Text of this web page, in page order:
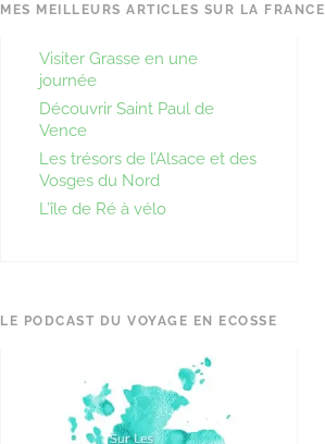
MES MEILLEURS ARTICLES SUR LA FRANCE
Visiter Grasse en une
journée
Découvrir Saint Paul de
Vence
Les trésors de l’Alsace et des
Vosges du Nord
L’île de Ré à vélo
LE PODCAST DU VOYAGE EN ECOSSE